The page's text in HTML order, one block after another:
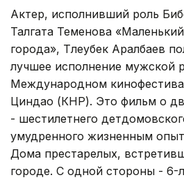
Актер, исполнивший роль
Талгата Теменова
города», Төлеубек Аралбаев
лучшее исполнение мужской
Международном
Циндао (КНР). Это фильм о
- шестилетнего
умудренного жизненным
Дома престарелых,
городе. С одной стороны - 6-